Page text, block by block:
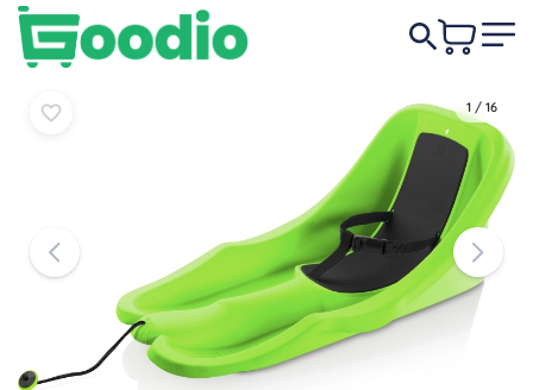
1 / 16
759 Kč Do košíku